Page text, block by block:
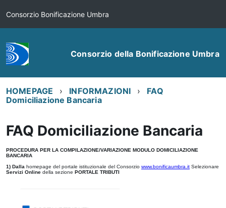
Consorzio Bonificazione Umbra
Consorzio della Bonificazione Umbra
HOMEPAGE INFORMAZIONI
FAQ
Domiciliazione Bancaria
FAQ Domiciliazione Bancaria
PROCEDURA PER LA COMPILAZIONE/VARIAZIONE MODULO DOMICILIAZIONE
BANCARIA
1) Dalla homepage del portale istituzionale del Consorzio www.bonificaumbra.it Selezionare
Servizi Online della sezione PORTALE TRIBUTI